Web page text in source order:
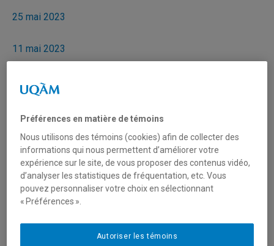
25 mai 2023
11 mai 2023
20 avril 2023
6 avril 2023
23 mars 2023
9 mars 2023
23 février 2023
Préférences en matière de témoins
Nous utilisons des témoins (cookies) afin de collecter des
informations qui nous permettent d’améliorer votre
expérience sur le site, de vous proposer des contenus vidéo,
d’analyser les statistiques de fréquentation, etc. Vous
pouvez personnaliser votre choix en sélectionnant
« Préférences ».
Autoriser les témoins